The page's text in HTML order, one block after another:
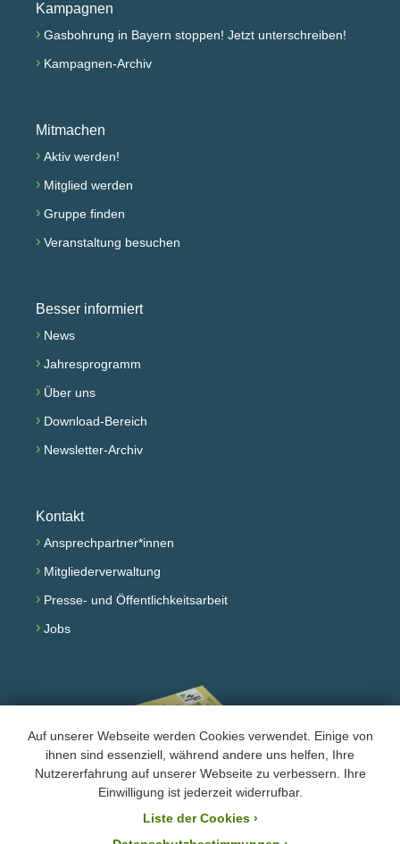
Auf unserer Webseite werden Cookies verwendet. Einige von
ihnen sind essenziell, während andere uns helfen, Ihre
Nutzererfahrung auf unserer Webseite zu verbessern. Ihre
Einwilligung ist jederzeit widerrufbar.
Liste der Cookies ›
Kampagnen
› Gasbohrung in Bayern stoppen! Jetzt unterschreiben!
› Kampagnen-Archiv
Mitmachen
› Aktiv werden!
› Mitglied werden
› Gruppe finden
› Veranstaltung besuchen
Besser informiert
› News
› Jahresprogramm
› Über uns
› Download-Bereich
› Newsletter-Archiv
Kontakt
› Ansprechpartner*innen
› Mitgliederverwaltung
› Presse- und Öffentlichkeitsarbeit
› Jobs
›Impressum und Datenschutz